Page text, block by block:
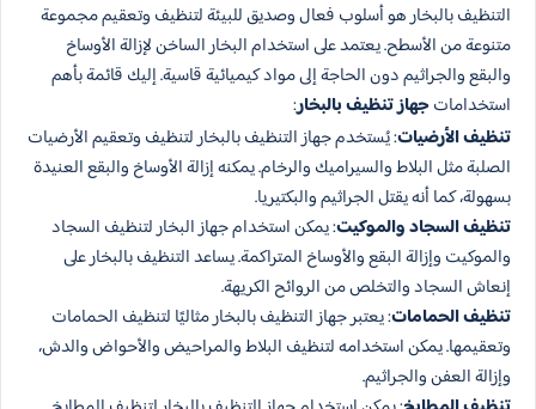
التنظيف بالبخار هو أسلوب فعال وصديق للبيئة لتنظيف وتعقيم مجموعة
متنوعة من الأسطح. يعتمد على استخدام البخار الساخن لإزالة الأوساخ
والبقع والجراثيم دون الحاجة إلى مواد كيميائية قاسية. إليك قائمة بأهم
استخداماتجهاز تنظيف بالبخار:
تنظيف الأرضيات: يُستخدم جهاز التنظيف بالبخار لتنظيف وتعقيم الأرضيات
الصلبة مثل البلاط والسيراميك والرخام. يمكنه إزالة الأوساخ والبقع العنيدة
بسهولة، كما أنه يقتل الجراثيم والبكتيريا.
تنظيف السجاد والموكيت: يمكن استخدام جهاز البخار لتنظيف السجاد
والموكيت وإزالة البقع والأوساخ المتراكمة. يساعد التنظيف بالبخار على
إنعاش السجاد والتخلص من الروائح الكريهة.
تنظيف الحمامات: يعتبر جهاز التنظيف بالبخار مثاليًا لتنظيف الحمامات
وتعقيمها. يمكن استخدامه لتنظيف البلاط والمراحيض والأحواض والدش،
وإزالة العفن والجراثيم.